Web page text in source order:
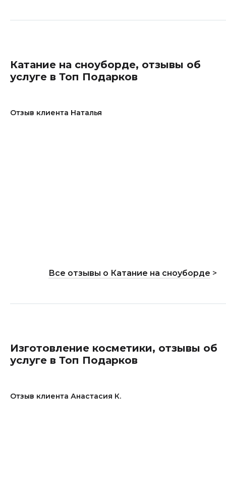
Катание на сноуборде, отзывы об
услуге в Топ Подарков
Отзыв клиента Наталья
Все отзывы о Катание на сноуборде >
Изготовление косметики, отзывы об
услуге в Топ Подарков
Отзыв клиента Анастасия К.